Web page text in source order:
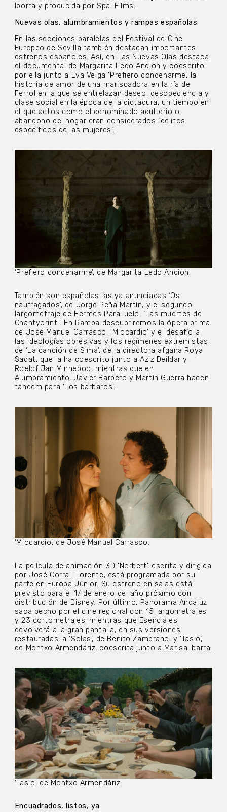
Iborra y producida por Spal Films.
Nuevas olas, alumbramientos y rampas españolas
En las secciones paralelas del Festival de Cine
Europeo de Sevilla también destacan importantes
estrenos españoles. Así, en Las Nuevas Olas destaca
el documental de Margarita Ledo Andion y coescrito
por ella junto a Eva Veiga ‘Prefiero condenarme’, la
historia de amor de una mariscadora en la ría de
Ferrol en la que se entrelazan deseo, desobediencia y
clase social en la época de la dictadura, un tiempo en
el que actos como el denominado adulterio o
abandono del hogar eran considerados “delitos
específicos de las mujeres”.
‘Prefiero condenarme’, de Margarita Ledo Andion.
También son españolas las ya anunciadas ‘Os
naufragados’, de Jorge Peña Martín, y el segundo
largometraje de Hermes Paralluelo, ‘Las muertes de
Chantyorinti’. En Rampa descubriremos la ópera prima
de José Manuel Carrasco, ’Miocardio’ y el desafío a
las ideologías opresivas y los regímenes extremistas
de ‘La canción de Sima’, de la directora afgana Roya
Sadat, que la ha coescrito junto a Aziz Deildar y
Roelof Jan Minneboo, mientras que en
Alumbramiento, Javier Barbero y Martín Guerra hacen
tándem para ‘Los bárbaros’.
‘Miocardio’, de José Manuel Carrasco.
La película de animación 3D ‘Norbert’, escrita y dirigida
por José Corral Llorente, está programada por su
parte en Europa Júnior. Su estreno en salas está
previsto para el 17 de enero del año próximo con
distribución de Disney. Por último, Panorama Andaluz
saca pecho por el cine regional con 15 largometrajes
y 23 cortometrajes; mientras que Esenciales
devolverá a la gran pantalla, en sus versiones
restauradas, a ‘Solas’, de Benito Zambrano, y ‘Tasio’,
de Montxo Armendáriz, coescrita junto a Marisa Ibarra.
‘Tasio’, de Montxo Armendáriz.
Encuadrados, listos, ya